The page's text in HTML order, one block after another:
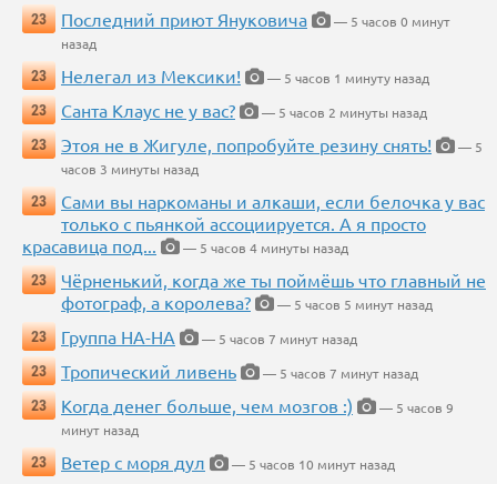
23 Последний приют Януковича
— 5 часов 0 минут
назад
23
Нелегал из Мексики!
— 5 часов 1 минуту назад
23
Санта Клаус не у вас?
— 5 часов 2 минуты назад
23
Этоя не в Жигуле, попробуйте резину снять!
— 5
часов 3 минуты назад
23
Сами вы наркоманы и алкаши, если белочка у вас
только с пьянкой ассоциируется. А я просто
красавица под...
— 5 часов 4 минуты назад
23
Чёрненький, когда же ты поймёшь что главный не
фотограф, а королева?
— 5 часов 5 минут назад
23
Группа НА-НА
— 5 часов 7 минут назад
23
Тропический ливень
— 5 часов 7 минут назад
23
Когда денег больше, чем мозгов :)
— 5 часов 9
минут назад
23
Ветер с моря дул — 5 часов 10 минут назад